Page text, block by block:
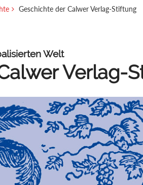
Geschichte der Calwer Verlag-Stiftung
Welt
Verlag-